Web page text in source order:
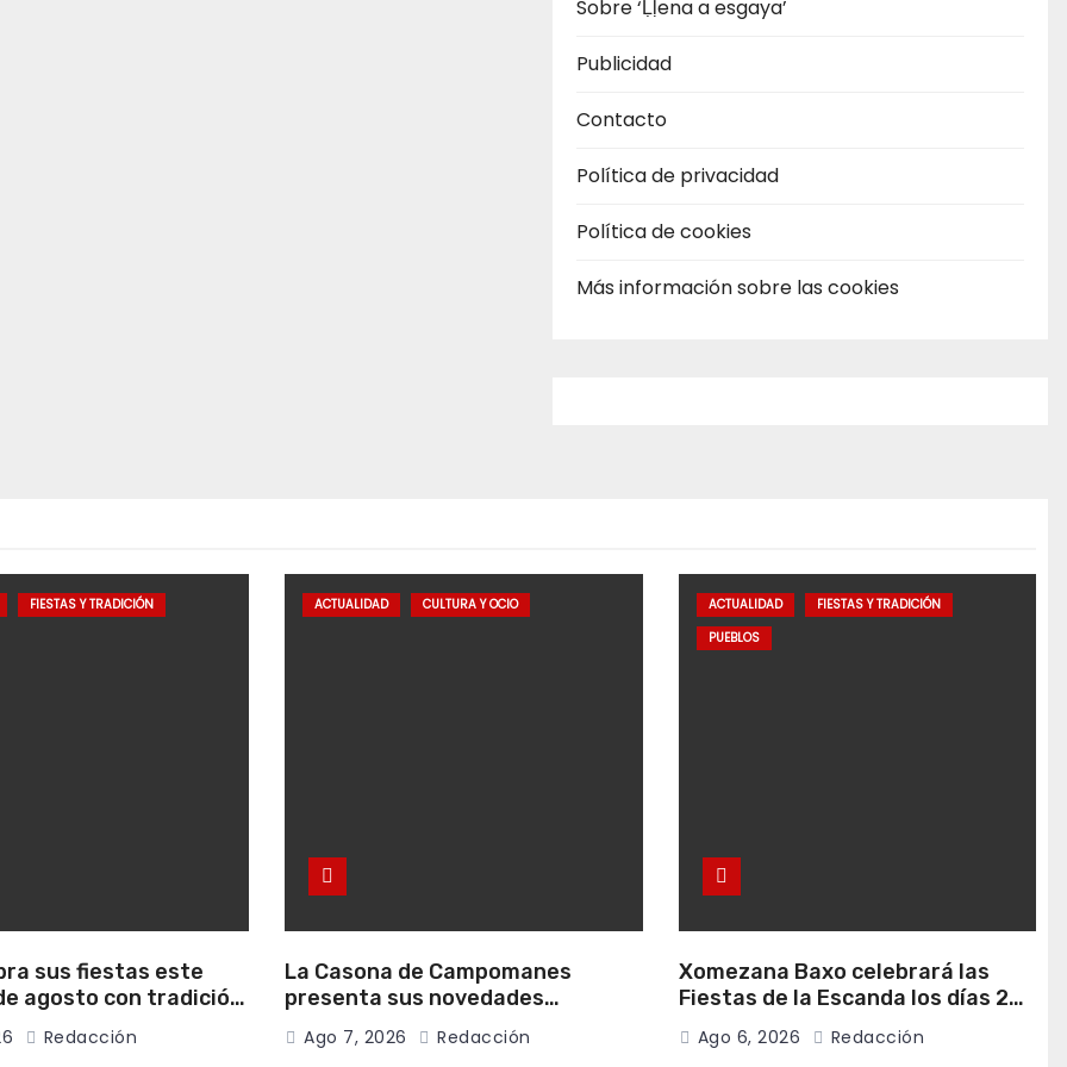
Sobre ‘Ḷḷena a esgaya’
Publicidad
Contacto
Política de privacidad
Política de cookies
Más información sobre las cookies
FIESTAS Y TRADICIÓN
sus fiestas este
agosto con tradición,
vecinal
Redacción
ACTUALIDAD CULTURA Y OCIO
La Casona de Campomanes
presenta sus novedades
literarias para el mes de agosto
Ago 7, 2026 Redacción
ACTUALIDAD
FIESTAS Y TRADICIÓN
PUEBLOS
Xomezana Baxo celebrará las
Fiestas de la Escanda los días 22
y 23 de agosto
Ago 6, 2026 Redacción